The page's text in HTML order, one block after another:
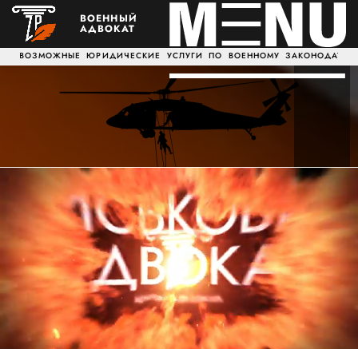
ВОЕННЫЙ
АДВОКАТ
ЮРИДИЧЕСКИЕ УСЛУГИ ПО ВОЕННОМУ